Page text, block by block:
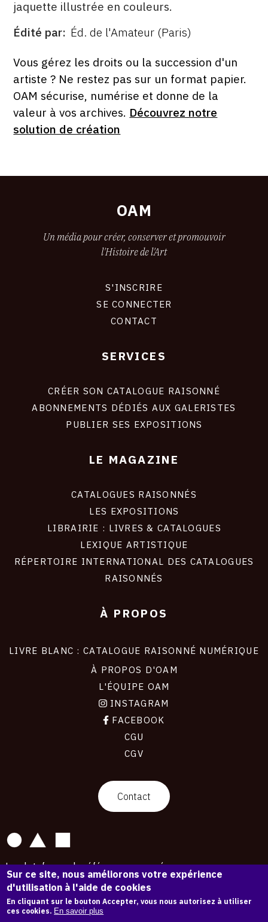
jaquette illustrée en couleurs.
ÉDITÉ
Édité par Éd. de l'Amateur (Paris)
FORMAT
ÉTAT
Vous gérez les droits ou la succession d'un
artiste ? Ne restez pas sur un format papier.
OAM sécurise, numérise et donne de la
valeur à vos archives. Découvrez notre
solution de création
OAM
Un média pour créer, conserver et promouvoir
l'Histoire de l'Art
S'INSCRIRE
SE CONNECTER
CONTACT
SERVICES
CRÉER SON CATALOGUE RAISONNÉ
ABONNEMENTS DÉDIÉS AUX GALERISTES
PUBLIER SES EXPOSITIONS
LE MAGAZINE
CATALOGUES RAISONNÉS
LES EXPOSITIONS
LIBRAIRIE : LIVRES & CATALOGUES
LEXIQUE ARTISTIQUE
RÉPERTOIRE INTERNATIONAL DES CATALOGUES
RAISONNÉS
À PROPOS
LIVRE BLANC : CATALOGUE RAISONNÉ NUMÉRIQUE
À PROPOS D'OAM
L'ÉQUIPE OAM
INSTAGRAM
FACEBOOK
CGU
CGV
Contact
La plateforme de référence pour créer,
conserver et promouvoir l'Histoire de l'Art.
Des catalogues raisonnés aux archives
d'expositions.
43 254 œuvres d'art — 7 587 expositions
Sur ce site, nous améliorons votre expérience
d'utilisation à l'aide de cookies
En cliquant sur le bouton Accepter, vous nous autorisez à utiliser
ces cookies. En savoir plus